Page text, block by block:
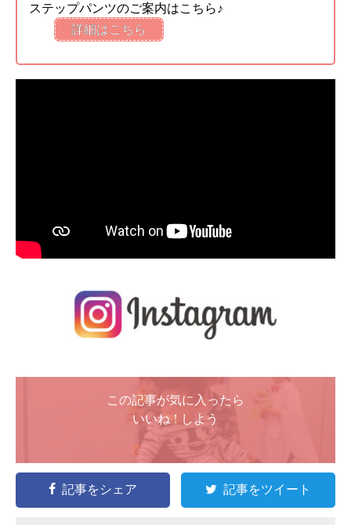
ステップパンツのご案内はこちら♪
詳細はこちら
この記事が気に入ったら
いいね ! しよう
記事をシェア 記事をツイート